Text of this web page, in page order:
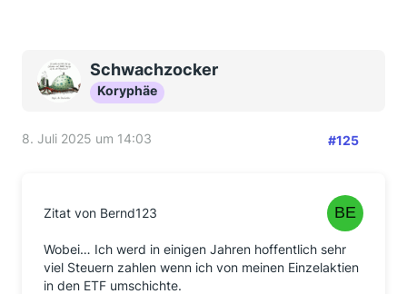
Schwachzocker
Koryphäe
8. Juli 2025 um 14:03 #125
Zitat von Bernd123
Wobei… Ich werd in einigen Jahren hoffentlich sehr
viel Steuern zahlen wenn ich von meinen Einzelaktien
in den ETF umschichte.